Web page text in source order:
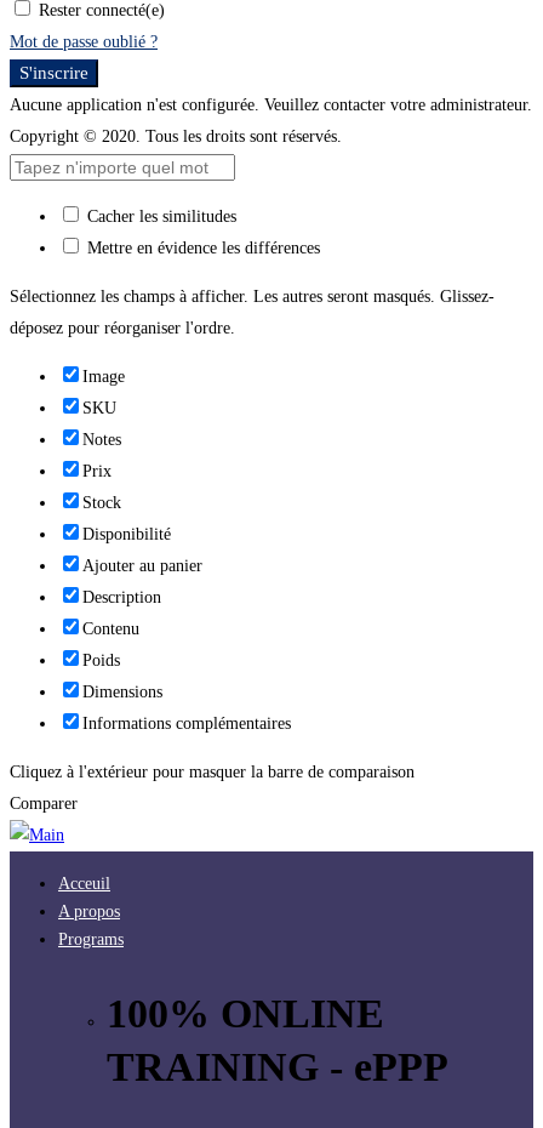
Rester connecté(e)
Mot de passe oublié ?
S'inscrire
Aucune application n'est configurée. Veuillez contacter votre administrateur.
Copyright © 2020. Tous les droits sont réservés.
Cacher les similitudes
Mettre en évidence les différences
Sélectionnez les champs à afficher. Les autres seront masqués. Glissez-
déposez pour réorganiser l'ordre.
Image
SKU
Notes
Prix
Stock
Disponibilité
Ajouter au panier
Description
Contenu
Poids
Dimensions
Informations complémentaires
Cliquez à l'extérieur pour masquer la barre de comparaison
Comparer
Acceuil
A propos
Programs
100% ONLINE
TRAINING - ePPP